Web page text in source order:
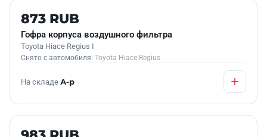
Б/У В НАЛИЧИИ
873 RUB
Гофра корпуса воздушного фильтра
Toyota Hiace Regius I
Снято с автомобиля: Toyota Hiace Regius
На складе А-р
Б/У В НАЛИЧИИ